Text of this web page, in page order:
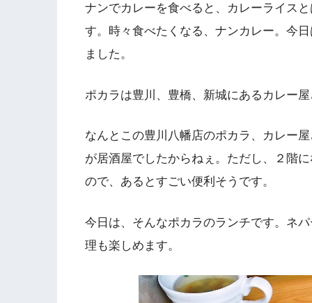
ナンでカレーを食べると、カレーライス
す。時々食べたくなる、ナンカレー。今
ました。
ポカラは豊川、豊橋、新城にあるカレー
なんとこの豊川八幡店のポカラ、カレー
が居酒屋でしたからねぇ。ただし、２階
ので、あるとすごい便利そうです。
今日は、そんなポカラのランチです。ネ
理も楽しめます。